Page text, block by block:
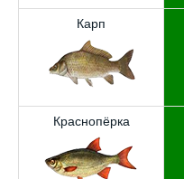
Карп
Краснопёрка